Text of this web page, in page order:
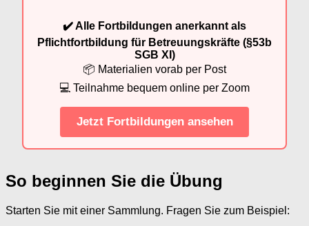
✔️ Alle Fortbildungen anerkannt als
Pflichtfortbildung für Betreuungskräfte (§53b
SGB XI)
📦 Materialien vorab per Post
💻 Teilnahme bequem online per Zoom
Jetzt Fortbildungen ansehen
So beginnen Sie die Übung
Starten Sie mit einer Sammlung. Fragen Sie zum Beispiel: